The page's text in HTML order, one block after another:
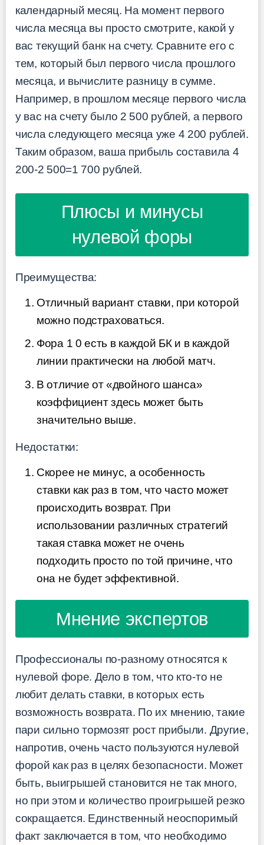
календарный месяц. На момент первого
числа месяца вы просто смотрите, какой у
вас текущий банк на счету. Сравните его с
тем, который был первого числа прошлого
месяца, и вычислите разницу в сумме.
Например, в прошлом месяце первого числа
у вас на счету было 2 500 рублей, а первого
числа следующего месяца уже 4 200 рублей.
Таким образом, ваша прибыль составила 4
200-2 500=1 700 рублей.
Плюсы и минусы
нулевой форы
Преимущества:
Отличный вариант ставки, при которой
можно подстраховаться.
Фора 1 0 есть в каждой БК и в каждой
линии практически на любой матч.
В отличие от «двойного шанса»
коэффициент здесь может быть
значительно выше.
Недостатки:
Скорее не минус, а особенность
ставки как раз в том, что часто может
происходить возврат. При
использовании различных стратегий
такая ставка может не очень
подходить просто по той причине, что
она не будет эффективной.
Мнение экспертов
Профессионалы по-разному относятся к
нулевой форе. Дело в том, что кто-то не
любит делать ставки, в которых есть
возможность возврата. По их мнению, такие
пари сильно тормозят рост прибыли. Другие,
напротив, очень часто пользуются нулевой
форой как раз в целях безопасности. Может
быть, выигрышей становится не так много,
но при этом и количество проигрышей резко
сокращается. Единственный неоспоримый
факт заключается в том, что необходимо